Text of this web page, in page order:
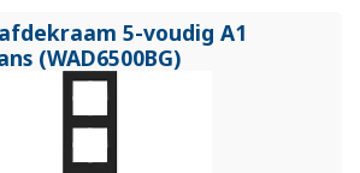
5-voudig A1
(WAD6500BG)